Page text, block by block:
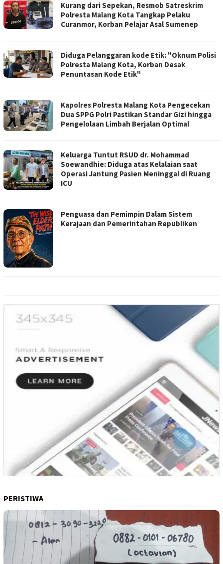
Kurang dari Sepekan, Resmob Satreskrim
Polresta Malang Kota Tangkap Pelaku
Curanmor, Korban Pelajar Asal Sumenep
Diduga Pelanggaran kode Etik: "Oknum Polisi
Polresta Malang Kota, Korban Desak
Penuntasan Kode Etik"
Kapolres Polresta Malang Kota Pengecekan
Dua SPPG Polri Pastikan Standar Gizi hingga
Pengelolaan Limbah Berjalan Optimal
Keluarga Tuntut RSUD dr. Mohammad
Soewandhie: Diduga atas Kelalaian saat
Operasi Jantung Pasien Meninggal di Ruang
ICU
Penguasa dan Pemimpin Dalam Sistem
Kerajaan dan Pemerintahan Republiken
PERISTIWA